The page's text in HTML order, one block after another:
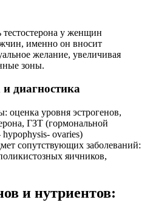
тестостерона у женщин
именно он вносит
желание, увеличивая
зоны.
диагностика
оценка уровня эстрогенов,
ГЗТ (гормональной
ovaries)
сопутствующих заболеваний:
яичников,
и нутриентов: